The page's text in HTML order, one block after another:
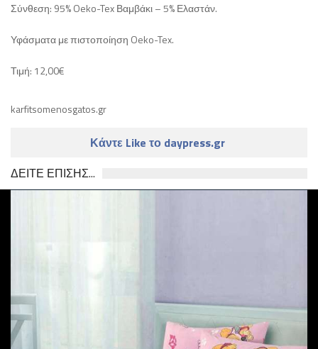
Σύνθεση: 95% Oeko-Tex Βαμβάκι – 5% Ελαστάν.
Υφάσματα με πιστοποίηση Oeko-Tex.
Τιμή: 12,00€
karfitsomenosgatos.gr
Κάντε Like το daypress.gr
ΔΕΙΤΕ ΕΠΙΣΗΣ...